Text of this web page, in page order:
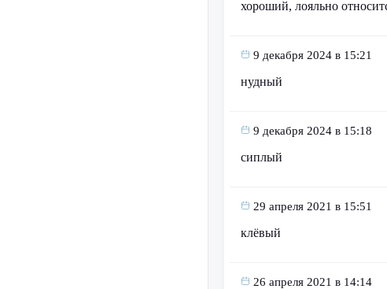
хороший, лояльно
9 декабря 2024 в 15:21
нудный
9 декабря 2024 в 15:18
сиплый
29 апреля 2021 в 15:51
клёвый
26 апреля 2021 в 14:14